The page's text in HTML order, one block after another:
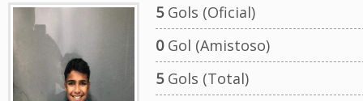
5Gols (Oficial)
0Gol (Amistoso)
5Gols (Total)